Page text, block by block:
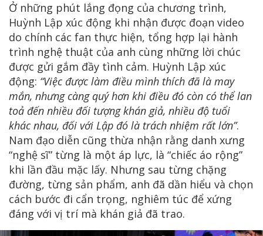
Ở những phút lắng đọng của chương trình,
Huỳnh Lập xúc động khi nhận được đoạn video
do chính các fan thực hiện, tổng hợp lại hành
trình nghệ thuật của anh cùng những lời chúc
được gửi gắm đầy tình cảm. Huỳnh Lập xúc
động: “Việc được làm điều mình thích đã là may
mắn, nhưng càng quý hơn khi điều đó còn có thể lan
toả đến nhiều đối tượng khán giả, nhiều độ tuổi
khác nhau, đối với Lập đó là trách nhiệm rất lớn”.
Nam đạo diễn cũng thừa nhận rằng danh xưng
“nghệ sĩ” từng là một áp lực, là “chiếc áo rộng”
khi lần đầu mặc lấy. Nhưng sau từng chặng
đường, từng sản phẩm, anh đã dần hiểu và chọn
cách bước đi cẩn trọng, nghiêm túc để xứng
đáng với vị trí mà khán giả đã trao.